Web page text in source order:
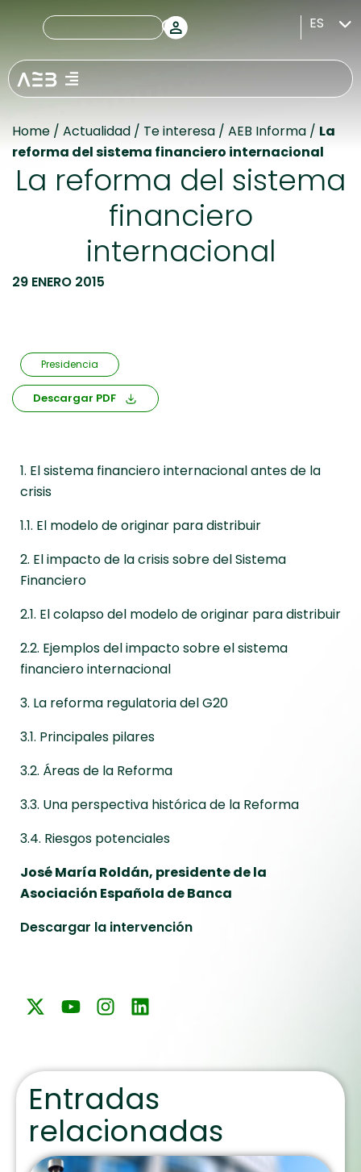
ES
Home / Actualidad / Te interesa / AEB Informa / La
reforma del sistema financiero internacional
La reforma del sistema
financiero
internacional
29 ENERO 2015
Presidencia
Descargar PDF
1. El sistema financiero internacional antes de la
crisis
1.1. El modelo de originar para distribuir
2. El impacto de la crisis sobre del Sistema
Financiero
2.1. El colapso del modelo de originar para distribuir
2.2. Ejemplos del impacto sobre el sistema
financiero internacional
3. La reforma regulatoria del G20
3.1. Principales pilares
3.2. Áreas de la Reforma
3.3. Una perspectiva histórica de la Reforma
3.4. Riesgos potenciales
José María Roldán, presidente de la
Asociación Española de Banca
Descargar la intervención
Entradas
relacionadas